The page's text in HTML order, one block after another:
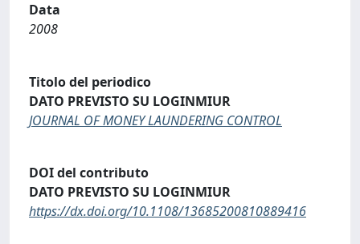
Data
2008
Titolo del periodico
DATO PREVISTO SU LOGINMIUR
JOURNAL OF MONEY LAUNDERING CONTROL
DOI del contributo
DATO PREVISTO SU LOGINMIUR
https://dx.doi.org/10.1108/13685200810889416